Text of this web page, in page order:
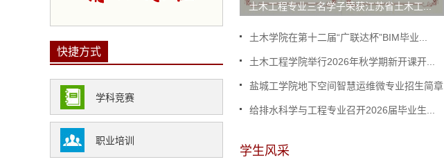
快捷方式
学科竞赛
职业培训
土木工程专业三名学子荣获江苏省土木工...
土木学院在第十二届“广联达杯”BIM毕业...
土木工程学院举行2026年秋学期新开课开...
盐城工学院地下空间智慧运维微专业招生简章
给排水科学与工程专业召开2026届毕业生...
学生风采